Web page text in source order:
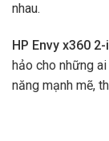
nhau.
HP Envy x360
hảo cho những
năng mạnh mẽ,